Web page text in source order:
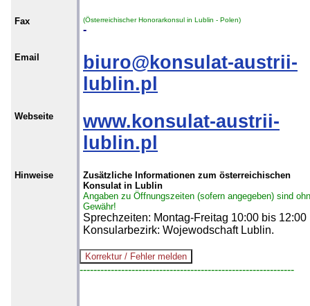
Fax (Österreichischer Honorarkonsul in Lublin - Polen)
-
Email
biuro@konsulat-austrii-
lublin.pl
Webseite
www.konsulat-austrii-
lublin.pl
Hinweise
Zusätzliche Informationen zum österreichischen
Konsulat in Lublin
Angaben zu Öffnungszeiten (sofern angegeben) sind
Gewähr!
Sprechzeiten: Montag-Freitag 10:00 bis 12:00
Konsularbezirk: Wojewodschaft Lublin.
--------------------------------------------------------------